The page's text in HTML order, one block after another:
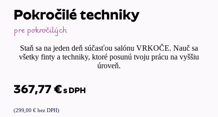
Pokročilé techniky
pre pokročilých
Staň sa na jeden deň súčasťou salónu VRKOČE. Nauč sa
všetky finty a techniky, ktoré posunú tvoju prácu na vyššiu
úroveň.
367,77 €s DPH
(299,00 € bez DPH)